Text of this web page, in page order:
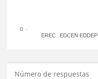
EREC EDCEN EDDEP
0
Número de respuestas